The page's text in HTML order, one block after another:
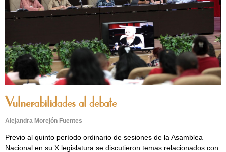
Vulnerabilidades al debate
Alejandra Morejón Fuentes
Previo al quinto período ordinario de sesiones de la Asamblea
Nacional en su X legislatura se discutieron temas relacionados con